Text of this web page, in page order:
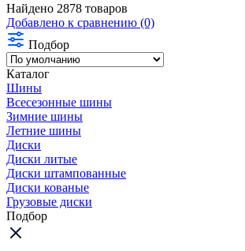
Найдено 2878 товаров
Добавлено к сравнению (0)
Подбор
Каталог
Шины
Всесезонные шины
Зимние шины
Летние шины
Диски
Диски литые
Диски штампованные
Диски кованые
Грузовые диски
Подбор